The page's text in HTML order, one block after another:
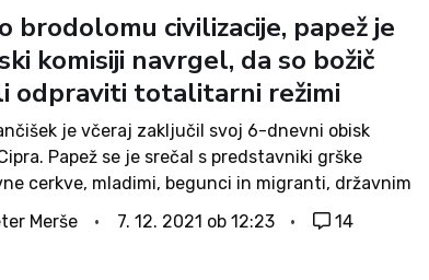
brodolomu civilizacije, papež je
komisiji navrgel, da so božič
odpraviti totalitarni režimi
je včeraj zaključil svoj 6-dnevni obisk
Papež se je srečal s predstavniki grške
cerkve, mladimi, begunci in migranti, državnim
in novinarji. Na poletu proti Rimu je po svoji
odgovarjal na vprašanja...
Merše 7. 12. 2021 ob 12:23 14